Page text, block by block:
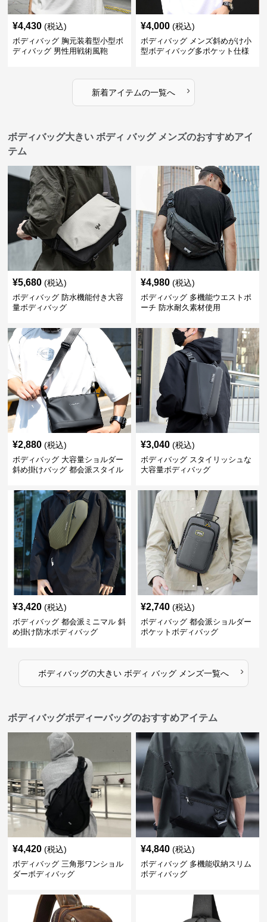
¥4,430 (税込)
ボディバッグ 胸元装着型小型ボ
ディバッグ 男性用戦術風鞄
¥4,000 (税込)
ボディバッグ メンズ斜めがけ小
型ボディバッグ多ポケット仕様
新着アイテムの一覧へ ›
ボディバッグ大きい ボディ バッグ メンズのおすすめアイ
テム
¥5,680 (税込)
ボディバッグ 防水機能付き大容
量ボディバッグ
¥4,980 (税込)
ボディバッグ 多機能ウエストポ
ーチ 防水耐久素材使用
¥2,880 (税込)
ボディバッグ 大容量ショルダー
斜め掛けバッグ 都会派スタイル
¥3,040 (税込)
ボディバッグ スタイリッシュな
大容量ボディバッグ
¥3,420 (税込)
ボディバッグ 都会派ミニマル 斜
め掛け防水ボディバッグ
¥2,740 (税込)
ボディバッグ 都会派ショルダー
ポケットボディバッグ
ボディバッグの大きい ボディ バッグ メンズ一覧へ ›
ボディバッグボディーバッグのおすすめアイテム
¥4,420 (税込)
ボディバッグ 三角形ワンショル
ダーボディバッグ
¥4,840 (税込)
ボディバッグ 多機能収納スリム
ボディバッグ